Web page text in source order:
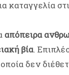
καταγγελία
απόπειρα
βία.
δεν